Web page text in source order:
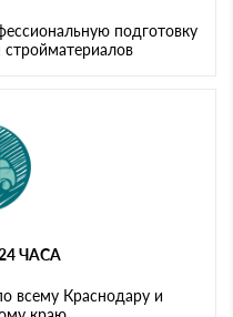
подготовку
ЧАСА
всему Краснодару и